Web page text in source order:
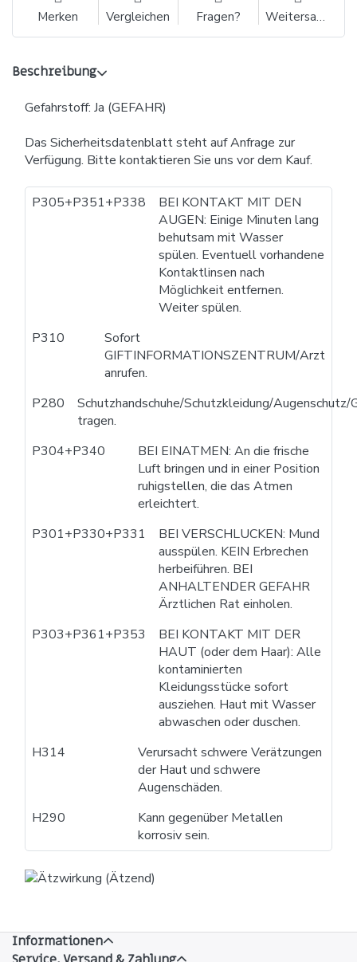
Merken Vergleichen Fragen? Weitersagen
Beschreibung
Gefahrstoff: Ja (GEFAHR)
Das Sicherheitsdatenblatt steht auf Anfrage zur
Verfügung. Bitte kontaktieren Sie uns vor dem Kauf.
P305+P351+P338
BEI KONTAKT MIT DEN
AUGEN: Einige Minuten lang
behutsam mit Wasser
spülen. Eventuell vorhandene
Kontaktlinsen nach
Möglichkeit entfernen.
Weiter spülen.
P310
Sofort
GIFTINFORMATIONSZENTRUM/Arzt
anrufen.
P280
Schutzhandschuhe/Schutzkleidung/Augenschutz/
tragen.
P304+P340
BEI EINATMEN: An die frische
Luft bringen und in einer Position
ruhigstellen, die das Atmen
erleichtert.
P301+P330+P331
BEI VERSCHLUCKEN: Mund
ausspülen. KEIN Erbrechen
herbeiführen. BEI
ANHALTENDER GEFAHR
Ärztlichen Rat einholen.
P303+P361+P353
BEI KONTAKT MIT DER
HAUT (oder dem Haar): Alle
kontaminierten
Kleidungsstücke sofort
ausziehen. Haut mit Wasser
abwaschen oder duschen.
H314
Verursacht schwere Verätzungen
der Haut und schwere
Augenschäden.
H290
Kann gegenüber Metallen
korrosiv sein.
Informationen